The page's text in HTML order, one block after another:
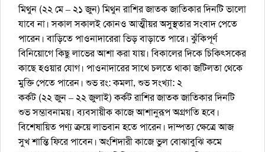
মিথুন (২২ মে – ২১ জুন) মিথুন রাশির জাতক জাতিকার দিনটি ভালো
যাবে না। সকাল সকালই কোনও আত্মীয়র অসুস্থতার সংবাদ পেতে
পারেন। বাড়িতে পাওনাদারেরা ভিড় বাড়াতে পারে। ঝুঁকিপূর্ণ
বিনিয়োগে কিছু লাভের আশা করা যায়। বিকালের দিকে চিকিৎসকের
কাছে হওয়ার যোগ। পাওনাদারের সাথে চলতে থাকা জটিলতা থেকে
মুক্তি পেতে পারেন। শুভ রং: কমলা, শুভ সংখ্যা: ২
কর্কট (২২ জুন – ২২ জুলাই) কর্কট রাশির জাতক জাতিকার দিনটি
শুভ সম্ভাবনাময়। ব্যবসায়ীক কাজে আশানুরূপ অগ্রগতি হবে।
বিশেষায়িত পণ্য ক্রয়ে লাভবান হতে পারেন। দাম্পত্য ক্ষেত্রে আজ
সুখ শান্তি ফিরে পাবেন। অংশিদারী কাজে ভুল বোঝাবুঝি কমে